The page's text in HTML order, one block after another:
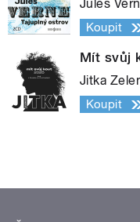
Jules
Koupit
Mít svůj
Jitka
Koupit